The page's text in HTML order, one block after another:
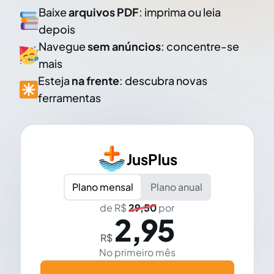
Baixearquivos PDF: imprima ou leia
depois
Naveguesem anúncios: concentre-se
mais
Esteja na frente: descubra novas
ferramentas
JusPlus
Plano mensal
Plano anual
de R$29,50por
R$ 2,95
No primeiro mês